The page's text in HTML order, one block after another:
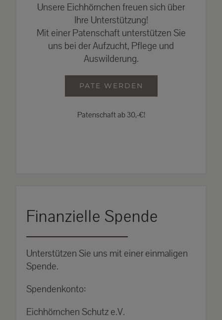
Unsere Eichhörnchen freuen sich über
Ihre Unterstützung!
Mit einer Patenschaft unterstützen Sie
uns bei der Aufzucht, Pflege und
Auswilderung.
PATE WERDEN
Patenschaft ab 30,-€!
Finanzielle Spende
Unterstützen Sie uns mit einer einmaligen
Spende.
Spendenkonto:
Eichhörnchen Schutz e.V.